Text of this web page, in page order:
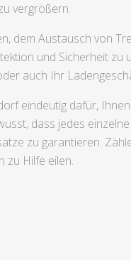
vergrößern.
dem Austausch von
und Sicherheit
auch Ihr
eindeutig dafür,
dass jedes
zu garantieren.
zu Hilfe eilen.